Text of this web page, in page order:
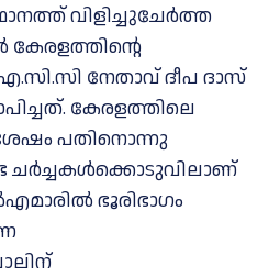
വിളിച്ചുചേർത്ത
നേതാവ് ദീപ ദാസ്
കേരളത്തിലെ
പതിനൊന്നു
ചര്‍ച്ചകള്‍ക്കൊടുവിലാണ്
ഭൂരിഭാഗം